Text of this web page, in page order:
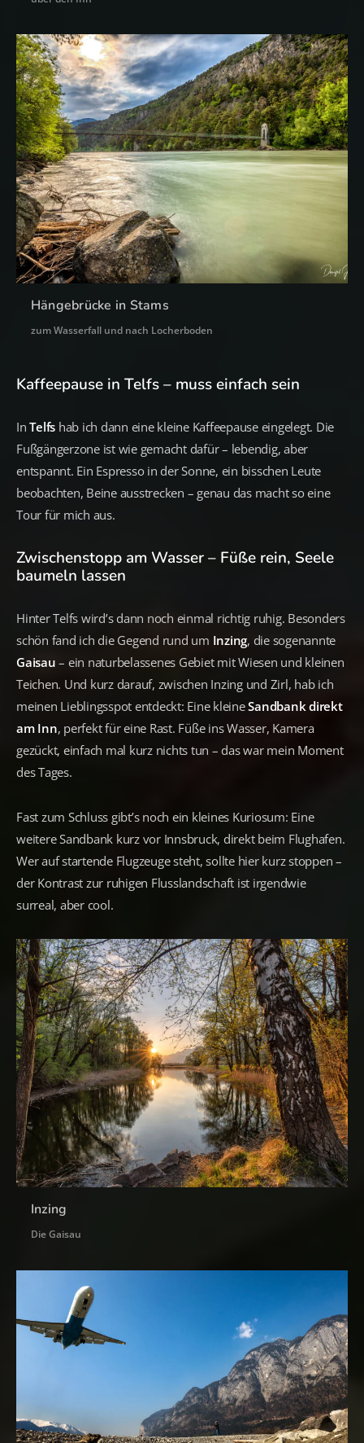
Hängebrücke in Stams
zum Wasserfall und nach Locherboden
Kaffeepause in Telfs – muss einfach sein
InTelfs hab ich dann eine kleine Kaffeepause eingelegt. Die
Fußgängerzone ist wie gemacht dafür – lebendig, aber
entspannt. Ein Espresso in der Sonne, ein bisschen Leute
beobachten, Beine ausstrecken – genau das macht so eine
Tour für mich aus.
Zwischenstopp am Wasser – Füße rein, Seele
baumeln lassen
Hinter Telfs wird’s dann noch einmal richtig ruhig. Besonders
schön fand ich die Gegend rund um Inzing, die sogenannte
Gaisau – ein naturbelassenes Gebiet mit Wiesen und kleinen
Teichen. Und kurz darauf, zwischen Inzing und Zirl, hab ich
meinen Lieblingsspot entdeckt: Eine kleineSandbank direkt
am Inn, perfekt für eine Rast. Füße ins Wasser, Kamera
gezückt, einfach mal kurz nichts tun – das war mein Moment
des Tages.
Fast zum Schluss gibt’s noch ein kleines Kuriosum: Eine
weitere Sandbank kurz vor Innsbruck, direkt beim Flughafen.
Wer auf startende Flugzeuge steht, sollte hier kurz stoppen –
der Kontrast zur ruhigen Flusslandschaft ist irgendwie
surreal, aber cool.
Inzing
Die Gaisau